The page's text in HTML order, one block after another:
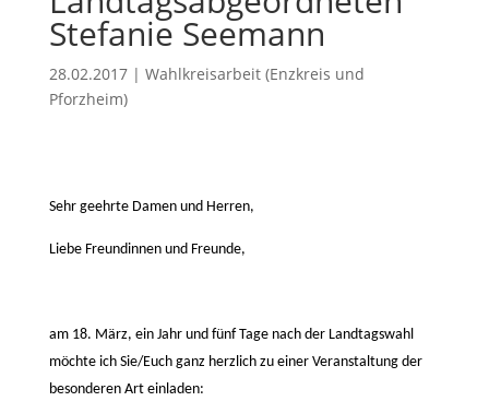
Stefanie Seemann
28.02.2017| Wahlkreisarbeit (Enzkreis und
Pforzheim)
Sehr geehrte Damen und Herren,
Liebe Freundinnen und Freunde,
am 18. März, ein Jahr und fünf Tage nach der Landtagswahl
möchte ich Sie/Euch ganz herzlich zu einer Veranstaltung der
besonderen Art einladen: